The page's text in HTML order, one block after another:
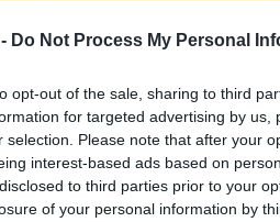
Do Not Process My Personal
opt-out of the sale, sharing to third
for targeted advertising by
selection. Please note that after your
interest-based ads based on
to third parties prior to your
of your personal information by